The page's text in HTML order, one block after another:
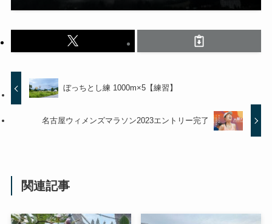
ぼっちとし練 1000m×5【練習】
名古屋ウィメンズマラソン2023エントリー完了
関連記事